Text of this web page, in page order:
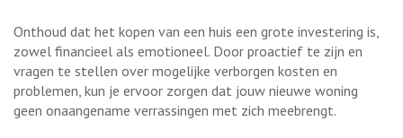
Onthoud dat het kopen van een huis een grote investering is,
zowel financieel als emotioneel. Door proactief te zijn en
vragen te stellen over mogelijke verborgen kosten en
problemen, kun je ervoor zorgen dat jouw nieuwe woning
geen onaangename verrassingen met zich meebrengt.